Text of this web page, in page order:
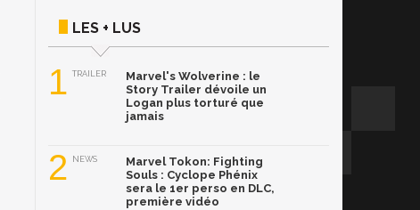
LES + LUS
1 TRAILER
Marvel's Wolverine : le
Story Trailer dévoile un
Logan plus torturé que
jamais
2 NEWS
Marvel Tokon: Fighting
Souls : Cyclope Phénix
sera le 1er perso en DLC,
première vidéo